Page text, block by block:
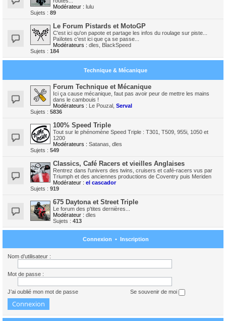
Modérateur : lulu
Sujets : 89
Le Forum Pistards et MotoGP
C'est ici qu'on papote et partage les infos du roulage sur piste...
Païlotes c'est ici que ça se passe...
Modérateurs : dles
BlackSpeed
Sujets : 184
Technique & Mécanique
Forum Technique et Mécanique
Ici ça cause mécanique, faut pas avoir peur de mettre les mains
dans le cambouis !
Modérateurs : Le Pouzal Serval
Sujets : 5836
100% Speed Triple
Tout sur le phénomène Speed Triple : T301, T509, 955i, 1050 et
1200
Modérateurs : Satanas dles
Sujets : 549
Classics, Café Racers et vieilles Anglaises
Rentrez dans l'univers des twins, cruisers et café-racers vus par
Triumph et des anciennes productions de Coventry puis Meriden
Modérateur : el cascador
Sujets : 919
675 Daytona et Street Triple
Le forum des p'tites dernières...
Modérateur : dles
Sujets : 413
Connexion • Inscription
Nom d’utilisateur :
Mot de passe :
J’ai oublié mon mot de passe Se souvenir de moi